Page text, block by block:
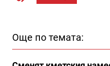
Още по темата: